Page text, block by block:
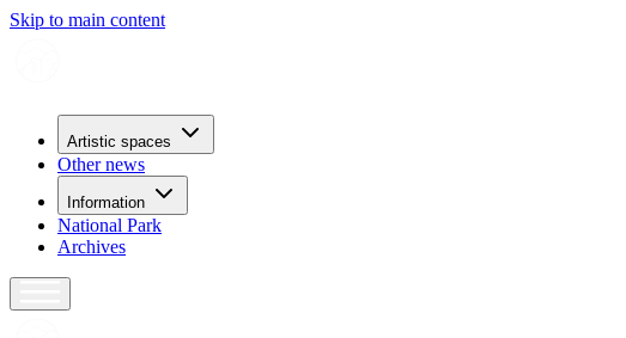
Skip to main content
Artistic spaces
Other news
Information
National Park
Archives